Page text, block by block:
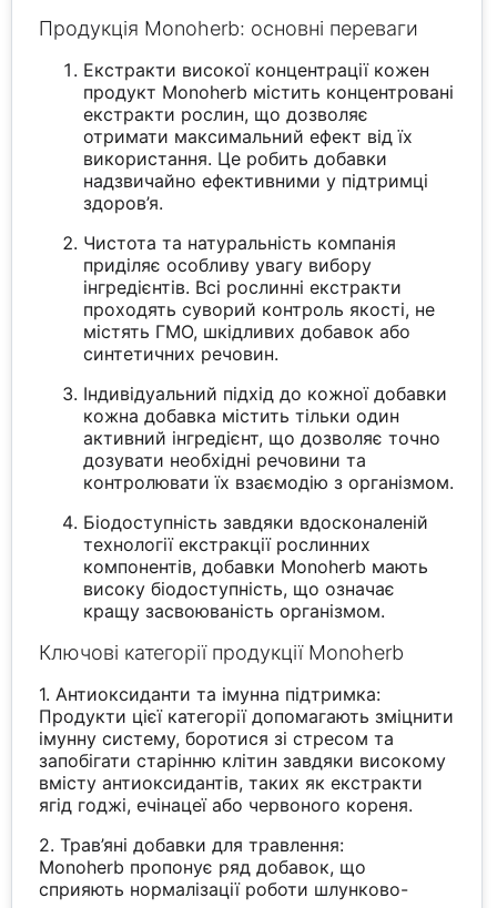
Продукція Monoherb: основні переваги
Екстракти високої концентрації кожен
продукт Monoherb містить концентровані
екстракти рослин, що дозволяє
отримати максимальний ефект від їх
використання. Це робить добавки
надзвичайно ефективними у підтримці
здоров’я.
Чистота та натуральність компанія
приділяє особливу увагу вибору
інгредієнтів. Всі рослинні екстракти
проходять суворий контроль якості, не
містять ГМО, шкідливих добавок або
синтетичних речовин.
Індивідуальний підхід до кожної добавки
кожна добавка містить тільки один
активний інгредієнт, що дозволяє точно
дозувати необхідні речовини та
контролювати їх взаємодію з організмом.
Біодоступність завдяки вдосконаленій
технології екстракції рослинних
компонентів, добавки Monoherb мають
високу біодоступність, що означає
кращу засвоюваність організмом.
Ключові категорії продукції Monoherb
1. Антиоксиданти та імунна підтримка:
Продукти цієї категорії допомагають зміцнити
імунну систему, боротися зі стресом та
запобігати старінню клітин завдяки високому
вмісту антиоксидантів, таких як екстракти
ягід годжі, ечінацеї або червоного кореня.
2. Трав’яні добавки для травлення:
Monoherb пропонує ряд добавок, що
сприяють нормалізації роботи шлунково-